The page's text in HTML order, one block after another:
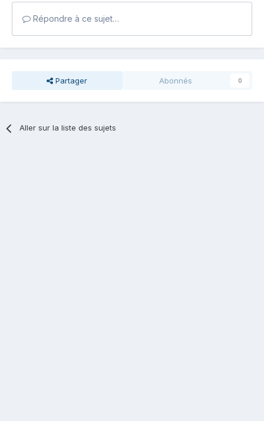
Répondre à ce sujet…
Partager Abonnés 0
Aller sur la liste des sujets